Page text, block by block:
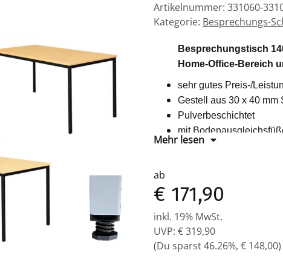
Artikelnummer: 331060-
Kategorie: Besprechungs-
Besprechungstisch
Home-Office-Bereich
sehr gutes Preis-/
Gestell aus 30 x 40 mm
Pulverbeschichtet
mit
Platte 25 mm stark,
leichte Montage
Maße: 750 x 1400 x 800
Mehr lesen
ab
€ 171,90
inkl. 19% MwSt.
UVP: € 319,90
(Du sparst46.26%, € 148,00)